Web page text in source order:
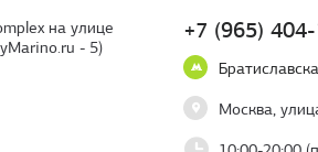
обуви печать на ткани
печать на
займ под залог ювелирных изделий
+7 (965)
Москва,
на улице
- 5)